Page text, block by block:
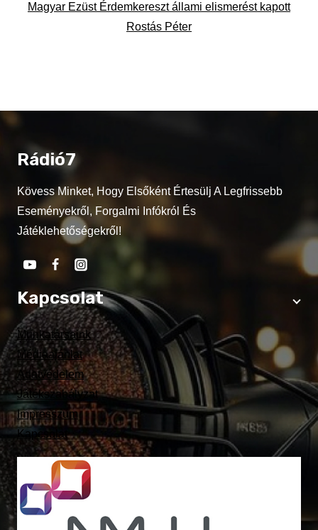
Magyar Ezüst Érdemkereszt állami elismerést kapott
Rostás Péter
Rádió7
Kövess Minket, Hogy Elsőként Értesülj A Legfrissebb
Eseményekről, Forgalmi Infókról És
Játéklehetőségekről!
Kapcsolat
Munkatársaink
Médiaajánlat
Adatvédelem
Játékszabályzat
Impresszum
Kapcsolat